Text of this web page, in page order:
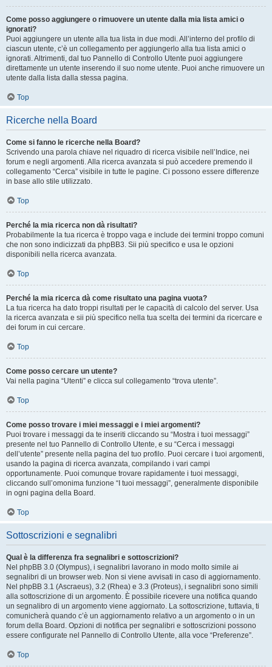
Come posso aggiungere o rimuovere un utente dalla mia lista amici o
ignorati?
Puoi aggiungere un utente alla tua lista in due modi. All’interno del profilo di
ciascun utente, c’è un collegamento per aggiungerlo alla tua lista amici o
ignorati. Altrimenti, dal tuo Pannello di Controllo Utente puoi aggiungere
direttamente un utente inserendo il suo nome utente. Puoi anche rimuovere un
utente dalla lista dalla stessa pagina.
Top
Ricerche nella Board
Come si fanno le ricerche nella Board?
Scrivendo una parola chiave nel riquadro di ricerca visibile nell’Indice, nei
forum e negli argomenti. Alla ricerca avanzata si può accedere premendo il
collegamento “Cerca” visibile in tutte le pagine. Ci possono essere differenze
in base allo stile utilizzato.
Top
Perché la mia ricerca non dà risultati?
Probabilmente la tua ricerca è troppo vaga e include dei termini troppo comuni
che non sono indicizzati da phpBB3. Sii più specifico e usa le opzioni
disponibili nella ricerca avanzata.
Top
Perché la mia ricerca dà come risultato una pagina vuota?
La tua ricerca ha dato troppi risultati per le capacità di calcolo del server. Usa
la ricerca avanzata e sii più specifico nella tua scelta dei termini da ricercare e
dei forum in cui cercare.
Top
Come posso cercare un utente?
Vai nella pagina “Utenti” e clicca sul collegamento “trova utente”.
Top
Come posso trovare i miei messaggi e i miei argomenti?
Puoi trovare i messaggi da te inseriti cliccando su “Mostra i tuoi messaggi”
presente nel tuo Pannello di Controllo Utente, e su “Cerca i messaggi
dell’utente” presente nella pagina del tuo profilo. Puoi cercare i tuoi argomenti,
usando la pagina di ricerca avanzata, compilando i vari campi
opportunamente. Puoi comunque trovare rapidamente i tuoi messaggi,
cliccando sull’omonima funzione “I tuoi messaggi”, generalmente disponibile
in ogni pagina della Board.
Top
Sottoscrizioni e segnalibri
Qual è la differenza fra segnalibri e sottoscrizioni?
Nel phpBB 3.0 (Olympus), i segnalibri lavorano in modo molto simile ai
segnalibri di un browser web. Non si viene avvisati in caso di aggiornamento.
Nel phpBB 3.1 (Ascraeus), 3.2 (Rhea) e 3.3 (Proteus), i segnalibri sono simili
alla sottoscrizione di un argomento. È possibile ricevere una notifica quando
un segnalibro di un argomento viene aggiornato. La sottoscrizione, tuttavia, ti
comunicherà quando c’è un aggiornamento relativo a un argomento o in un
forum della Board. Opzioni di notifica per segnalibri e sottoscrizioni possono
essere configurate nel Pannello di Controllo Utente, alla voce “Preferenze”.
Top